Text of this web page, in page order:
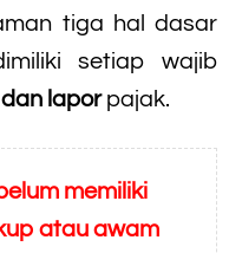
tiga hal dasar
setiap wajib
laporpajak.
memiliki
atau awam